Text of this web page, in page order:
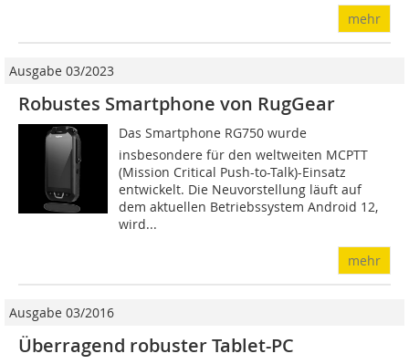
mehr
Ausgabe 03/2023
Robustes Smartphone von RugGear
Das Smartphone RG750 wurde
insbesondere für den weltweiten MCPTT
(Mission Critical Push-to-Talk)-Einsatz
entwickelt. Die Neuvorstellung läuft auf
dem aktuellen Betriebssystem Android 12,
wird...
mehr
Ausgabe 03/2016
Überragend robuster Tablet-PC